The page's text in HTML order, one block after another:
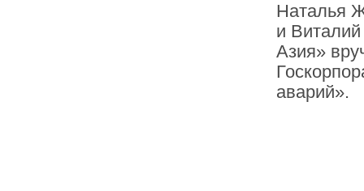
Наталья
и
Азия»
аварий».